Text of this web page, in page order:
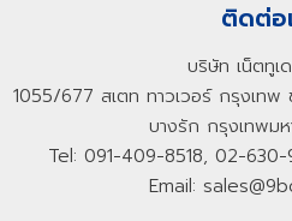
ติดต่อ
บริษัท เน็ตทูเ
1055/677 สเตท ทาวเวอร์ กรุงเท
บางรัก กรุงเทพม
Tel: 091-409-8518, 02-
Email: